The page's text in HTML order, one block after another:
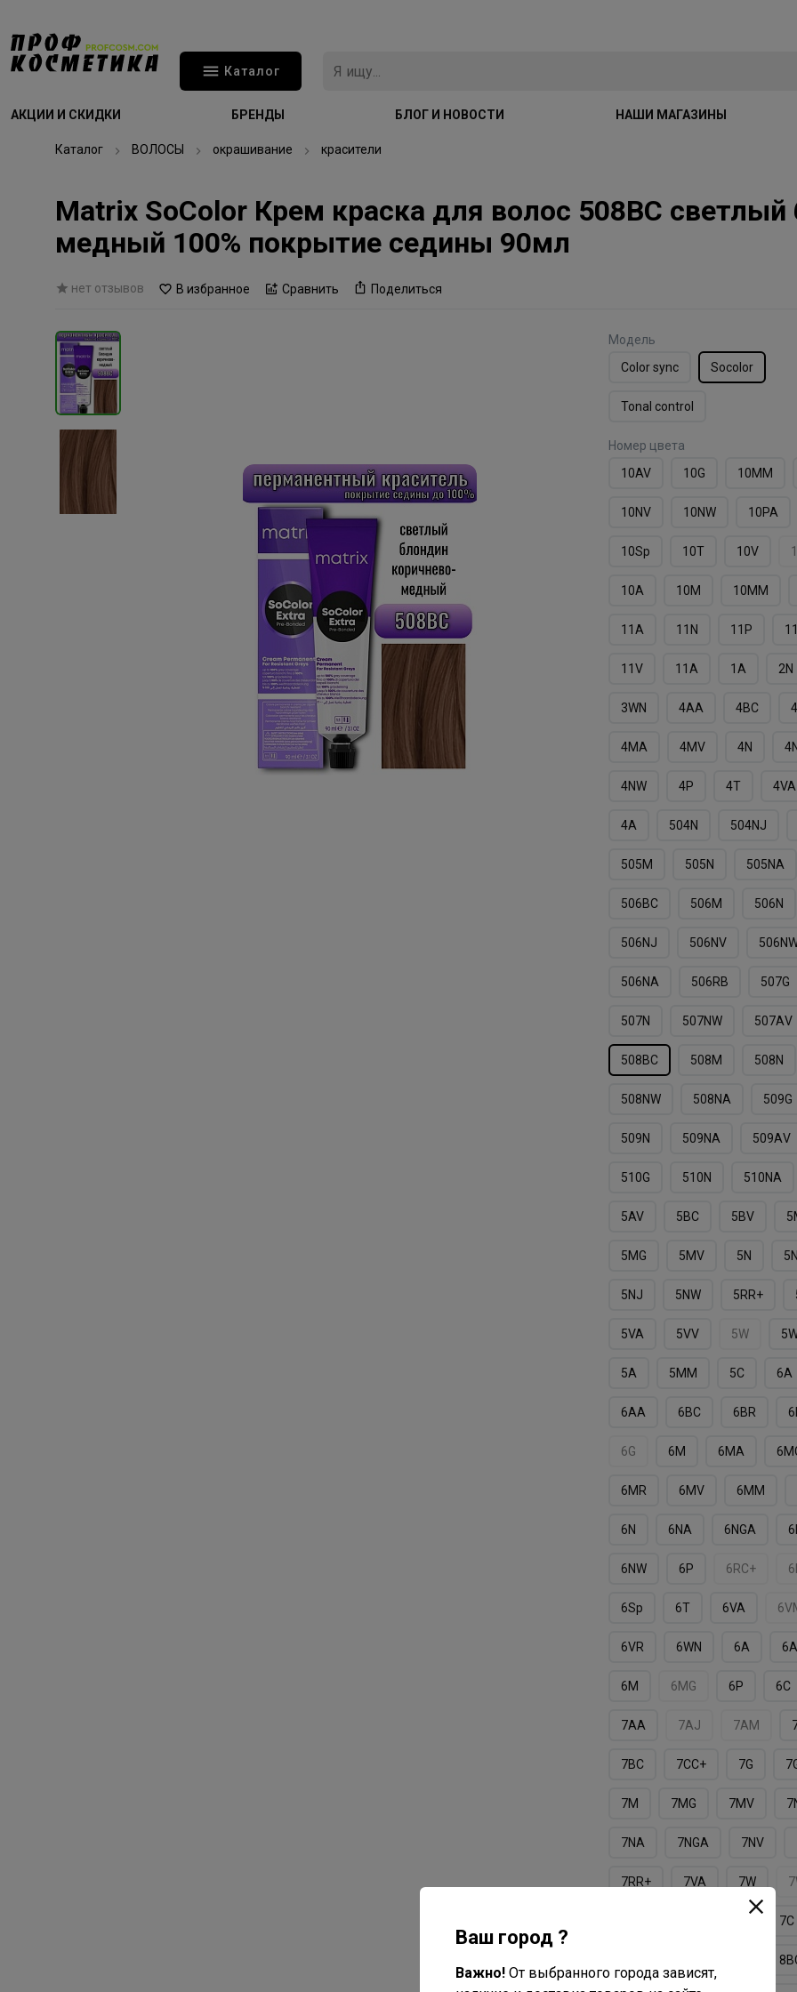
Каталог
АКЦИИ И СКИДКИ БРЕНДЫ БЛОГ И НОВОСТИ НАШИ МАГАЗИНЫ
Каталог ВОЛОСЫ окрашивание красители
Matrix SoColor Крем краска для волос 508BC
медный 100% покрытие седины 90мл
нет отзывов В избранное Сравнить Поделиться
Модель
Color sync
Socolor
Tonal control
Номер цвета
10AV
10G 10MМ
10NV 10NW 10PA
10Sp 10T 10V
10А 10М 10ММ
11A 11N 11P
11V 11А 1А 2N
3WN 4AA 4BC
4MA 4MV 4N
4NW 4P 4T 4VA
4А 504N 504NJ
505M 505N 505NА
506BC 506M 506N
506NJ 506NV
506NА 506RB 507G
507N 507NW 507АV
508BC 508M 508N
508NW 508NА 509G
509N 509NA 509АV
510G 510N 510NA
5AV 5BC 5BV
5MG 5MV 5N
5NJ 5NW 5RR+
5VA 5VV 5W
5А 5ММ 5С 6A
6AA 6BC 6BR
6G 6M 6MA
6MR 6MV 6MМ
6N 6NA 6NGA
6NW 6P 6RC+
6Sp 6T 6VA
6VR 6WN 6А
6М 6МG 6Р 6С
7AA 7AJ 7AM
7BC 7CС+ 7G
7M 7MG 7MV
7NA 7NGA 7NV
7RR+ 7VA 7W
7С
Ваш город ?
Важно! От выбранного города зависят,